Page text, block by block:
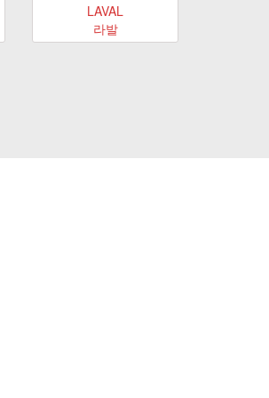
LAVAL
라발